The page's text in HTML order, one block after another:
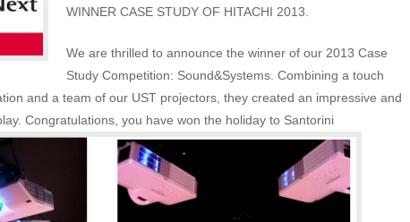
WINNER CASE STUDY OF HITACHI 2013.
We are thrilled to announce the winner of our 2013 Case
Study Competition: Sound&Systems. Combining a touch
and a team of our UST projectors, they created an impressive and
Congratulations, you have won the holiday to Santorini